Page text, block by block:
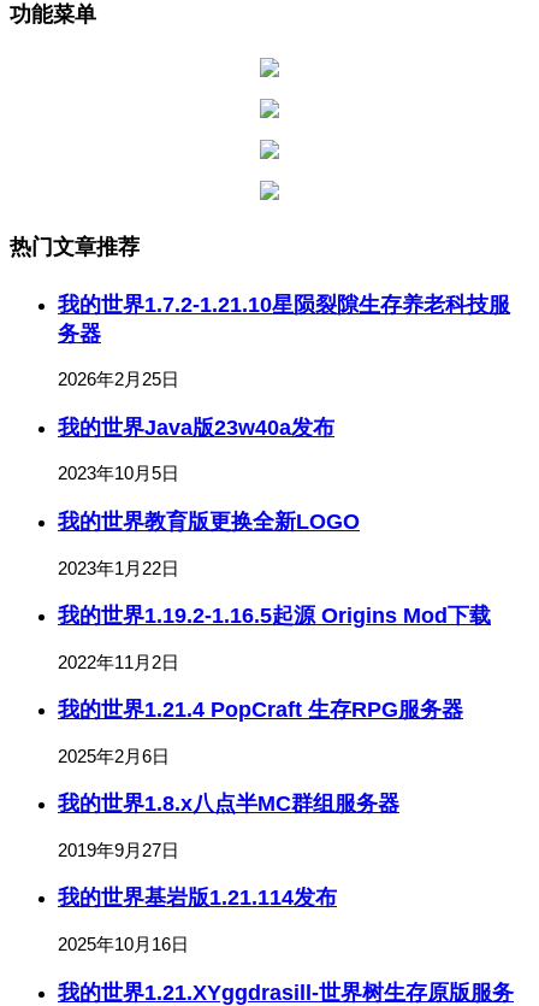
功能菜单
热门文章推荐
我的世界1.7.2-1.21.10星陨裂隙生存养老科技服
务器
2026年2月25日
我的世界Java版23w40a发布
2023年10月5日
我的世界教育版更换全新LOGO
2023年1月22日
我的世界1.19.2-1.16.5起源 Origins Mod下载
2022年11月2日
我的世界1.21.4 PopCraft 生存RPG服务器
2025年2月6日
我的世界1.8.x八点半MC群组服务器
2019年9月27日
我的世界基岩版1.21.114发布
2025年10月16日
我的世界1.21.XYggdrasill-世界树生存原版服务